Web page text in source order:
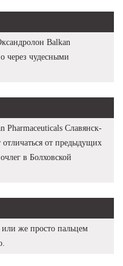
Balkan
через чудесными
Pharmaceuticals Славянск-
отличаться от предыдущих
в Болховской
же просто пальцем